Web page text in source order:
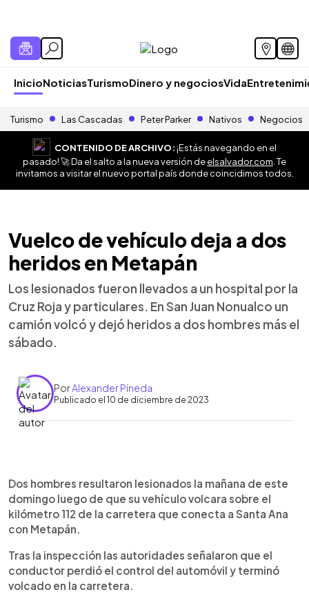
InicioNoticiasTurismoDinero y negociosVida
Turismo Las Cascadas Peter Parker Nativos Negocios
CONTENIDO DE ARCHIVO:¡Estás navegando en el
pasado! 🚀 Da el salto a la nueva versión deelsalvador.com . Te
invitamos a visitar el nuevo portal país donde coincidimos todos.
Vuelco de vehículo deja a dos
heridos en Metapán
Los lesionados fueron llevados a un hospital por la
Cruz Roja y particulares. En San Juan Nonualco un
camión volcó y dejó heridos a dos hombres más el
sábado.
PorAlexander Pineda
Publicado el 10 de diciembre de 2023
Escuchar artículo
Dos hombres resultaron lesionados la mañana de este
domingo luego de que su vehículo volcara sobre el
kilómetro 112 de la carretera que conecta a Santa Ana
con Metapán.
Tras la inspección las autoridades señalaron que el
conductor perdió el control del automóvil y terminó
volcado en la carretera.